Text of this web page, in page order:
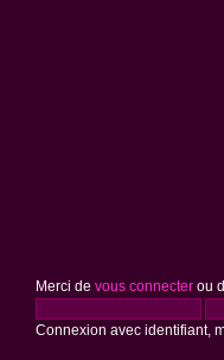
Merci de vous connecterou
Connexion avec identifiant,